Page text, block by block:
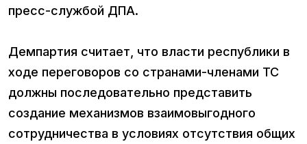
пресс-службой ДПА.
Демпартия считает, что власти республики в
ходе переговоров со странами-членами ТС
должны последовательно представить
создание механизмов взаимовыгодного
сотрудничества в условиях отсутствия общих